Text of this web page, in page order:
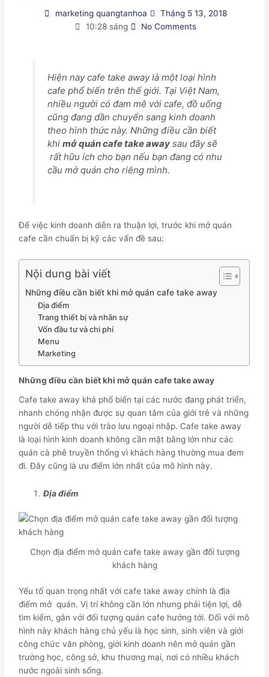
marketing quangtanhoa
Tháng 5 13, 2018
10:28 sáng
No Comments
Hiện nay cafe take away là một loại hình
cafe phổ biến trên thế giới. Tại Việt Nam,
nhiều người có đam mê với cafe, đồ uống
cũng đang dần chuyển sang kinh doanh
theo hình thức này. Những điều cần biết
khi mở quán cafe take awaysau đây sẽ
rất hữu ích cho bạn nếu bạn đang có nhu
cầu mở quán cho riêng mình.
Để việc kinh doanh diễn ra thuận lợi, trước khi mở quán
cafe cần chuẩn bị kỹ các vấn đề sau:
Nội dung bài viết
Những điều cần biết khi mở quán cafe take away
Địa điểm
Trang thiết bị và nhân sự
Vốn đầu tư và chi phí
Menu
Marketing
Những điều cần biết khi mở quán cafe take away
Cafe take away khá phổ biến tại các nước đang phát triển,
nhanh chóng nhận được sự quan tâm của giới trẻ và những
người dễ tiếp thu với trào lưu ngoại nhập. Cafe take away
là loại hình kinh doanh không cần mặt bằng lớn như các
quán cà phê truyền thống vì khách hàng thường mua đem
đi. Đây cũng là ưu điểm lớn nhất của mô hình này.
Địa điểm
Chọn địa điểm mở quán cafe take away gần đối tượng
khách hàng
Yếu tố quan trọng nhất với cafe take away chính là địa
điểm mở quán. Vị trí không cần lớn nhưng phải tiện lợi, dễ
tìm kiếm, gắn với đối tượng quán cafe hướng tới. Đối với mô
hình này khách hàng chủ yếu là học sinh, sinh viên và giới
công chức văn phòng, giới kinh doanh nên mở quán gần
trường học, công sở, khu thương mại, nơi có nhiều khách
nước ngoài sinh sống.